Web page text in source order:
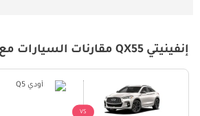
إنفينيتي QX55 مقارنات السيارات مع سيارات مماثلة
VS